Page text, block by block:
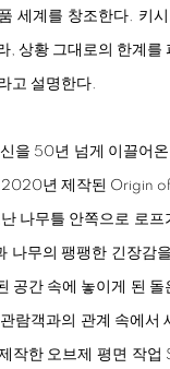
세계를 창조한다. 키
, 상황 그대로의 한계를
고 설명한다.
을 50년 넘게 이끌어
2020년 제작된 Origin
나무틀 안쪽으로 로프
나무의 팽팽한 긴장감
공간 속에 놓이게 된
람객과의 관계 속에서
작한 오브제 평면 작업